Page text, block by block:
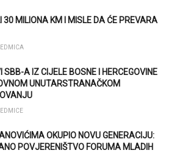
30 MILIONA KM I MISLE DA ĆE PREVARA
SBB-A IZ CIJELE BOSNE I HERCEGOVINE
UNUTARSTRANAČKOM
OKUPIO NOVU GENERACIJU:
POVJERENIŠTVO FORUMA MLADIH